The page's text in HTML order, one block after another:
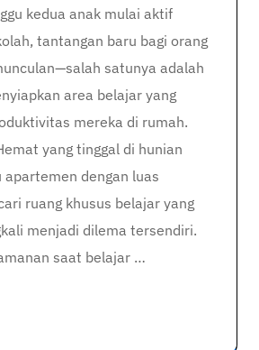
kedua anak mulai aktif
tantangan baru bagi orang
satunya adalah
area belajar yang
mereka di rumah.
yang tinggal di hunian
dengan luas
ruang khusus belajar yang
menjadi dilema tersendiri.
saat belajar …